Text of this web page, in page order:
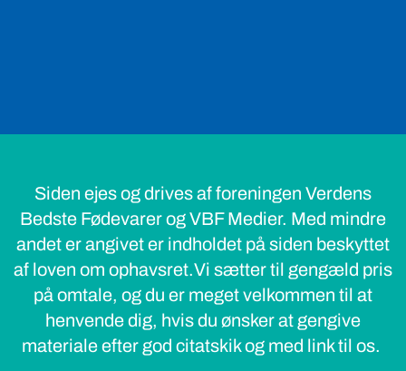
Siden ejes og drives af foreningen Verdens
Bedste Fødevarer og VBF Medier. Med mindre
andet er angivet er indholdet på siden beskyttet
af loven om ophavsret.Vi sætter til gengæld pris
på omtale, og du er meget velkommen til at
henvende dig, hvis du ønsker at gengive